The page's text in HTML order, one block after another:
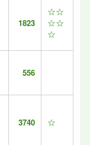
1823
☆☆
☆☆
☆
556
3740 ☆